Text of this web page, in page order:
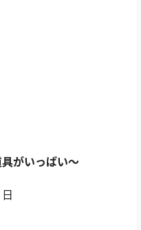
がいっぱい〜